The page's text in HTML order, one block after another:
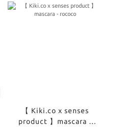
【 Kiki.co x senses
product 】mascara -